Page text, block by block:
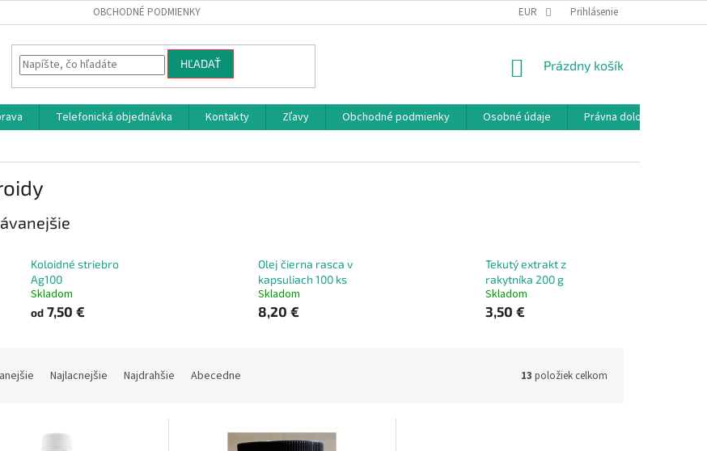
OBCHODNÉ PODMIENKY EUR Prihlásenie
HĽADAŤ
NÁKUPNÝ
Prázdny košík
Telefonická objednávka Kontakty Zľavy Obchodné podmienky Osobné údaje
Právna doložka
Koloidné striebro
Ag100
Skladom
od 7,50 €
Olej čierna rasca v
kapsuliach 100 ks
Skladom
8,20 €
Tekutý extrakt z
rakytníka 200 g
Skladom
3,50 €
Najlacnejšie Najdrahšie Abecedne 13 položiek celkom